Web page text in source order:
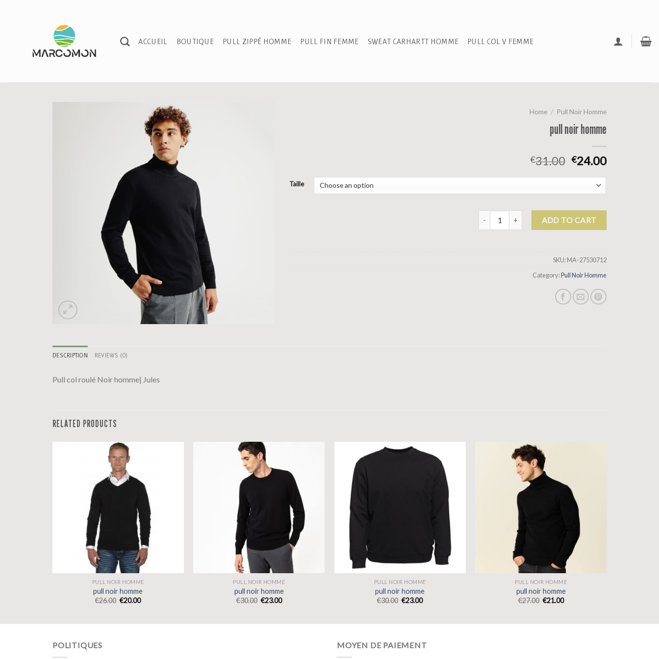
ACCUEIL
BOUTIQUE PULL ZIPPÉ HOMME PULL FIN FEMME SWEAT CARHARTT HOMME PULL COL V FEMME
Home / Pull Noir Homme
pull noir homme
€31.00 €24.00
Taille
pull noir homme quantityADD TO CART
SKU:MA-27530712
Category:Pull Noir Homme
DESCRIPTION REVIEWS (0)
Pull col roulé Noir homme| Jules
RELATED PRODUCTS
PULL NOIR HOMME
pull noir homme
€26.00 €20.00
PULL NOIR HOMME
pull noir homme
€30.00 €23.00
PULL NOIR HOMME
pull noir homme
€30.00 €23.00
PULL NOIR HOMME
pull noir homme
€27.00 €21.00
POLITIQUES MOYEN DE PAIEMENT